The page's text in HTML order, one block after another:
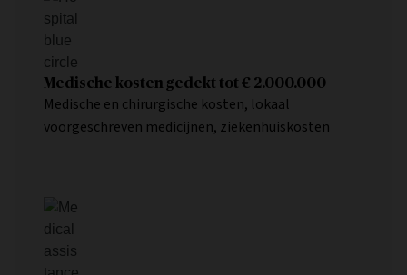
Medische kosten gedekt tot € 2.000.000
Medische en chirurgische kosten, lokaal
voorgeschreven medicijnen, ziekenhuiskosten